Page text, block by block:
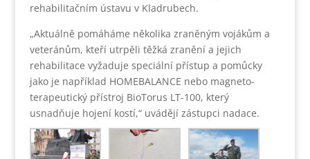
rehabilitačním ústavu v Kladrubech.
„Aktuálně pomáháme několika zraněným vojákům a
veteránům, kteří utrpěli těžká zranění a jejich
rehabilitace vyžaduje speciální přístup a pomůcky
jako je například HOMEBALANCE nebo magneto-
terapeutický přístroj BioTorus LT-100, který
usnadňuje hojení kostí,“ uvádějí zástupci nadace.